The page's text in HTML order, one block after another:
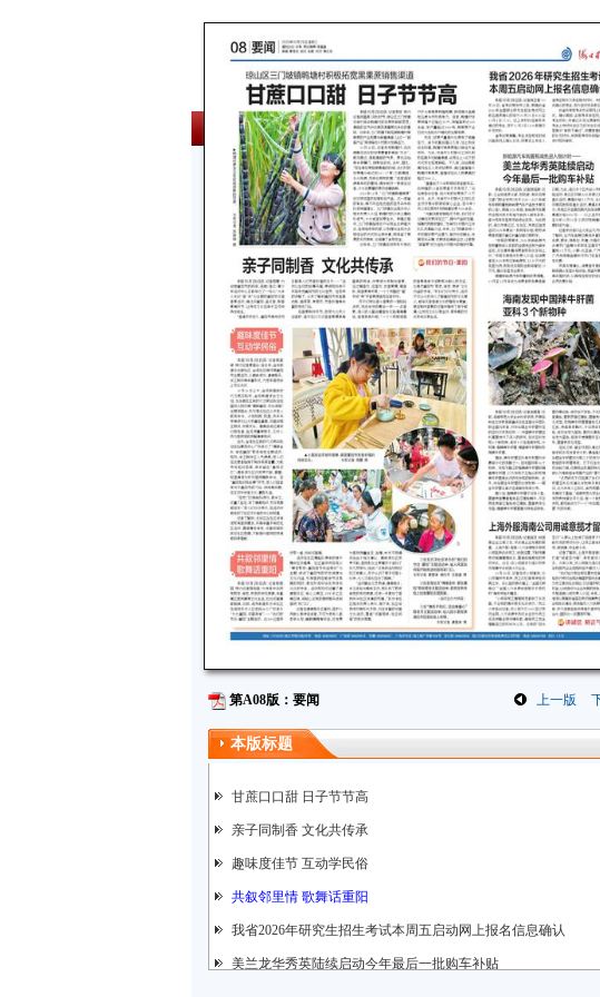
第A08版：要闻 上一版
本版标题
甘蔗口口甜 日子节节高
亲子同制香 文化共传承
趣味度佳节 互动学民俗
共叙邻里情 歌舞话重阳
我省2026年研究生招生考试本周五启动网上报名信息确认
美兰龙华秀英陆续启动今年最后一批购车补贴